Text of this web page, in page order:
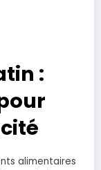
:
alimentaires